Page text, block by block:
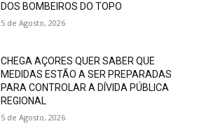
DOS BOMBEIROS DO TOPO
5 de Agosto, 2026
CHEGA AÇORES QUER SABER QUE
MEDIDAS ESTÃO A SER PREPARADAS
PARA CONTROLAR A DÍVIDA PÚBLICA
REGIONAL
5 de Agosto, 2026